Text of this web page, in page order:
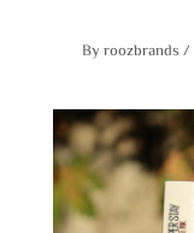
/ By
roozbrands